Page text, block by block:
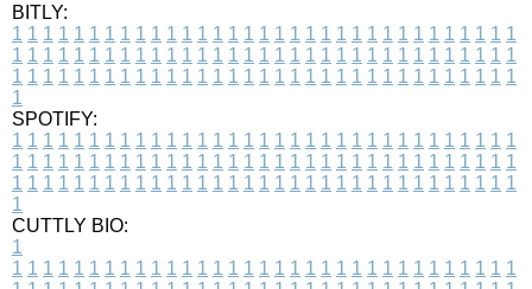
BITLY:
1 1 1 1 1 1 1 1 1 1 1 1 1 1 1 1 1 1 1 1 1 1 1 1 1 1 1 1 1 1 1 1 1
1 1 1 1 1 1 1 1 1 1 1 1 1 1 1 1 1 1 1 1 1 1 1 1 1 1 1 1 1 1 1 1 1
1 1 1 1 1 1 1 1 1 1 1 1 1 1 1 1 1 1 1 1 1 1 1 1 1 1 1 1 1 1 1 1 1
1
SPOTIFY:
1 1 1 1 1 1 1 1 1 1 1 1 1 1 1 1 1 1 1 1 1 1 1 1 1 1 1 1 1 1 1 1 1
1 1 1 1 1 1 1 1 1 1 1 1 1 1 1 1 1 1 1 1 1 1 1 1 1 1 1 1 1 1 1 1 1
1 1 1 1 1 1 1 1 1 1 1 1 1 1 1 1 1 1 1 1 1 1 1 1 1 1 1 1 1 1 1 1 1
1
CUTTLY BIO:
1
1 1 1 1 1 1 1 1 1 1 1 1 1 1 1 1 1 1 1 1 1 1 1 1 1 1 1 1 1 1 1 1 1